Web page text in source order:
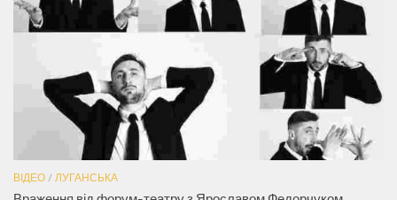
ВІДЕО / ЛУГАНСЬКА